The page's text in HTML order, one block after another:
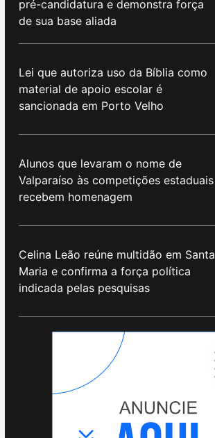
pré-candidatura e demonstra força
de sua base aliada
Lei que autoriza uso da Bíblia como
material de apoio escolar é
sancionada em Porto Velho
Alunos que levaram o nome de
Valparaíso às competições estaduais
recebem homenagem
Celina Leão reúne multidão em Santa
Maria e confirma a força política
indicada pelas pesquisas